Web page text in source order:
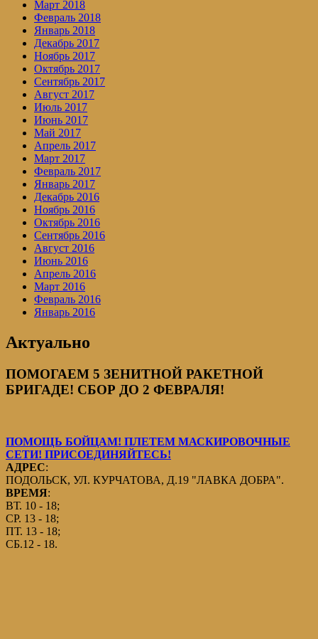
Март 2018
Февраль 2018
Январь 2018
Декабрь 2017
Ноябрь 2017
Октябрь 2017
Сентябрь 2017
Август 2017
Июль 2017
Июнь 2017
Май 2017
Апрель 2017
Март 2017
Февраль 2017
Январь 2017
Декабрь 2016
Ноябрь 2016
Октябрь 2016
Сентябрь 2016
Август 2016
Июнь 2016
Апрель 2016
Март 2016
Февраль 2016
Январь 2016
Актуально
ПОМОГАЕМ 5 ЗЕНИТНОЙ РАКЕТНОЙ
БРИГАДЕ! СБОР ДО 2 ФЕВРАЛЯ!
ПОМОЩЬ БОЙЦАМ! ПЛЕТЕМ МАСКИРОВОЧНЫЕ
СЕТИ! ПРИСОЕДИНЯЙТЕСЬ!
АДРЕС:
ПОДОЛЬСК, УЛ. КУРЧАТОВА, Д.19 "ЛАВКА ДОБРА".
ВРЕМЯ:
ВТ. 10 - 18;
СР. 13 - 18;
ПТ. 13 - 18;
СБ.12 - 18.